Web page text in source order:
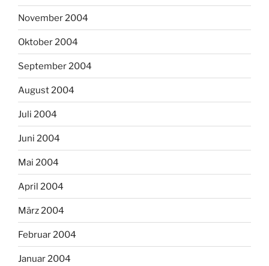
November 2004
Oktober 2004
September 2004
August 2004
Juli 2004
Juni 2004
Mai 2004
April 2004
März 2004
Februar 2004
Januar 2004